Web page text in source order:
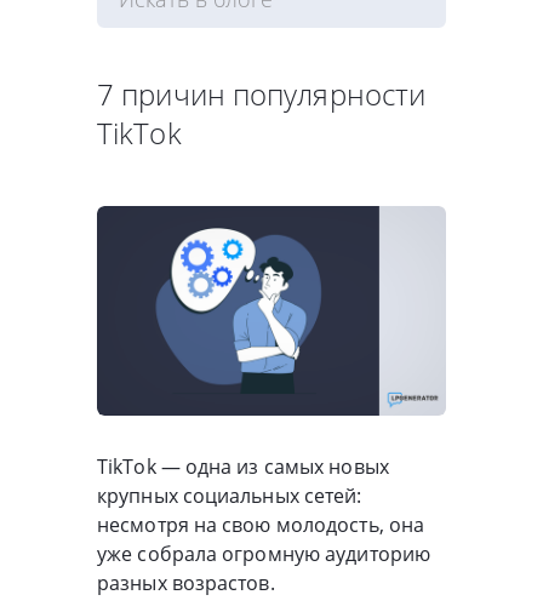
7 причин популярности
TikTok
TikTok — одна из самых новых
крупных социальных сетей:
несмотря на свою молодость, она
уже собрала огромную аудиторию
разных возрастов.